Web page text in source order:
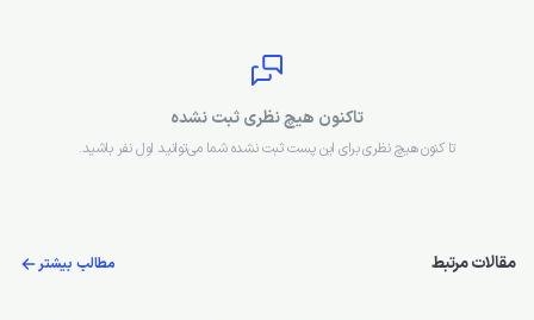
تاکنون هیچ نظری ثبت نشده
تا کنون هیچ نظری برای این پست ثبت نشده شما می‌توانید اول نفر باشید.
مقالات مرتبط مطالب بیشتر